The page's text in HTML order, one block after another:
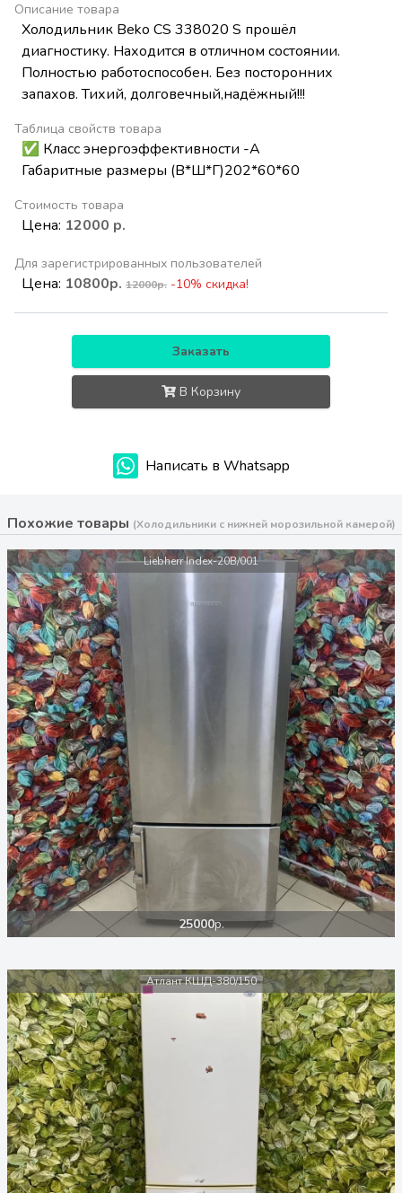
Описание товара
Холодильник Beko CS 338020 S прошёл
диагностику. Находится в отличном состоянии.
Полностью работоспособен. Без посторонних
запахов. Тихий, долговечный,надёжный!!!
Таблица свойств товара
✅ Класс энергоэффективности -А
Габаритные размеры (В*Ш*Г)202*60*60
Стоимость товара
Цена: 12000 р.
Для зарегистрированных пользователей
Цена: 10800р. 12000р. -10% скидка!
Заказать
В Корзину
Написать в Whatsapp
Похожие товары (Холодильники с нижней морозильной камерой)
Liebherr Index-20B/001
25000р.
Атлант КШД-380/150